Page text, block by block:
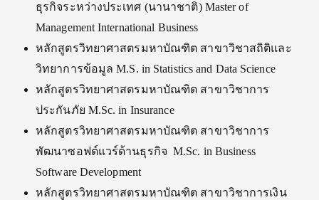
ธุรกิจระหว่างประเทศ (นานาชาติ) Master of
Management International Business
หลักสูตรวิทยาศาสตรมหาบัณฑิต สาขาวิชาสถิติและ
วิทยาการข้อมูล M.S. in Statistics and Data Science
หลักสูตรวิทยาศาสตรมหาบัณฑิต สาขาวิชาการ
ประกันภัย M.Sc. in Insurance
หลักสูตรวิทยาศาสตรมหาบัณฑิต สาขาวิชาการ
พัฒนาซอฟต์แวร์ด้านธุรกิจ M.Sc. in Business
Software Development
หลักสูตรวิทยาศาสตรมหาบัณฑิต สาขาวิชาการเงิน